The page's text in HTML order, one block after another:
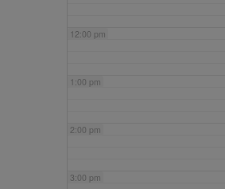
12:00 pm
1:00 pm
2:00 pm
3:00 pm